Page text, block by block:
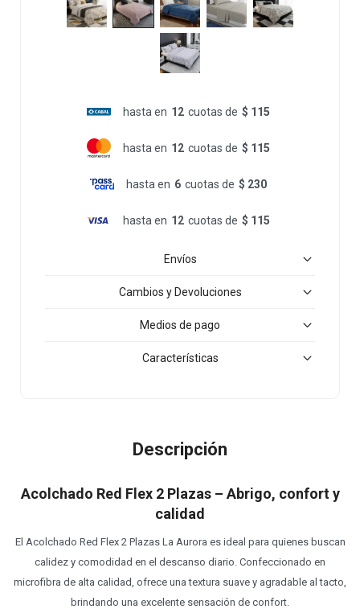
hasta en 12 cuotas de $ 115
hasta en 12 cuotas de $ 115
hasta en 6 cuotas de $ 230
hasta en 12 cuotas de $ 115
Envíos
Cambios y Devoluciones
Medios de pago
Características
Descripción
Acolchado Red Flex 2 Plazas – Abrigo, confort y
calidad
El Acolchado Red Flex 2 Plazas La Aurora es ideal para quienes buscan
calidez y comodidad en el descanso diario. Confeccionado en
microfibra de alta calidad, ofrece una textura suave y agradable al tacto,
brindando una excelente sensación de confort.